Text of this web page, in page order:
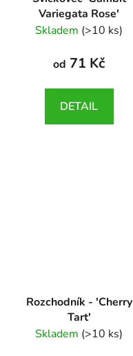
Variegata Rose'
Gaura lindheimeri
Skladem (>10 ks)
od 71 Kč
DETAIL
Rozchodník - 'Cherry
Tart'
Sedum hybridum
Skladem (>10 ks)